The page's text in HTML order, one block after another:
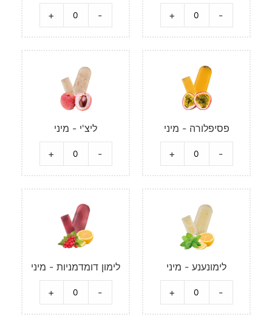
-
+
-
+
פסיפלורה - מיני
-
+
ליצ'י - מיני
-
+
לימונענע - מיני
-
+
לימון דומדמניות - מיני
-
+